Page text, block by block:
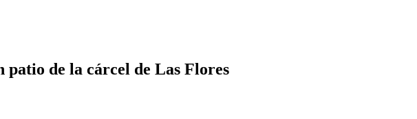
de la cárcel de Las Flores